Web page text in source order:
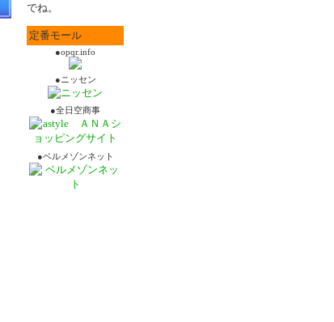
でね。
定番モール
●opqr.info
●ニッセン
●全日空商事
●ベルメゾンネット